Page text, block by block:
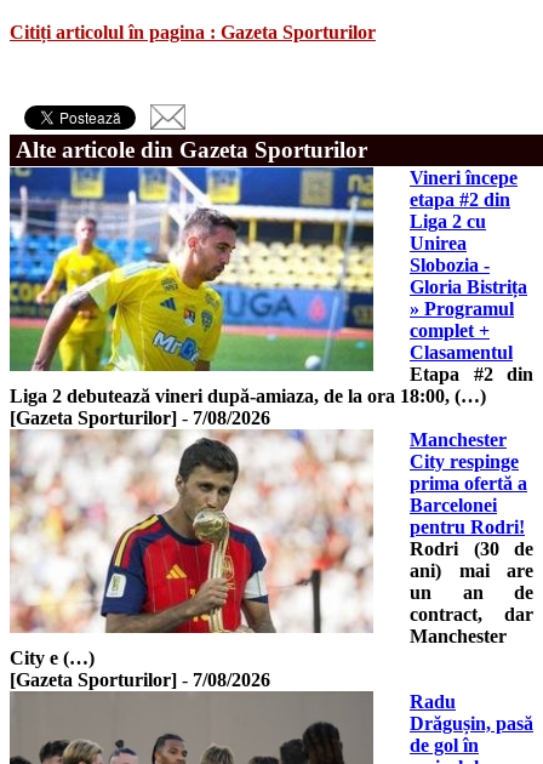
Citiți articolul în pagina : Gazeta Sporturilor
Alte articole din Gazeta Sporturilor
Vineri începe
etapa #2 din
Liga 2 cu
Unirea
Slobozia -
Gloria Bistrița
» Programul
complet +
Clasamentul
Etapa #2 din
Liga 2 debutează vineri după-amiaza, de la ora 18:00, (…)
[Gazeta Sporturilor] - 7/08/2026
Manchester
City respinge
prima ofertă a
Barcelonei
pentru Rodri!
Rodri (30 de
ani) mai are
un an de
contract, dar
Manchester
City e (…)
[Gazeta Sporturilor] - 7/08/2026
Radu
Drăgușin, pasă
de gol în